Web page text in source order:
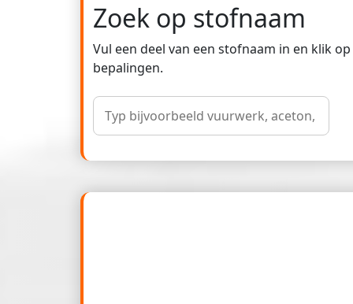
Zoek op stofnaam
Vul een deel van een stofnaam in en klik
bepalingen.